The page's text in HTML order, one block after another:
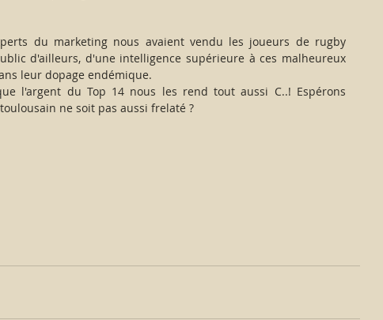
du marketing nous avaient vendu les joueurs de rugby
d'ailleurs, d'une intelligence supérieure à ces malheureux
leur dopage endémique.
l'argent du Top 14 nous les rend tout aussi C..! Espérons
ne soit pas aussi frelaté ?